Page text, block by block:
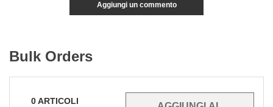
Aggiungi un commento
Bulk Orders
0ARTICOLI